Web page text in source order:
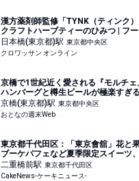
漢方薬剤師監修「TYNK（ティンク
クラフトハーブティーのひみつ | フ
オンライン
日本橋(東京都)駅 東京都中央区
クロワッサン オンライン
京橋で1世紀近く愛される『モルチ
ハンバーグと樽生ビールが極楽すぎる
京橋(東京都)駅 東京都中央区
おとなの週末Web
東京都千代田区：「東京會舘」花と
ブーケパフェなど夏季限定スイーツ
販売
二重橋前駅 東京都千代田区
CakeNews-ケーキニュース-